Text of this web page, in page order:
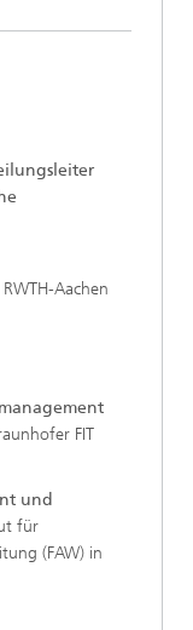
Aachen
FIT
und
für
(FAW) in